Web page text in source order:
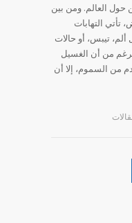
حول العالم. ومن بين
تأتي التهابات
تيبس، أو حالات
من أن الغسيل
من السموم، إلا أن